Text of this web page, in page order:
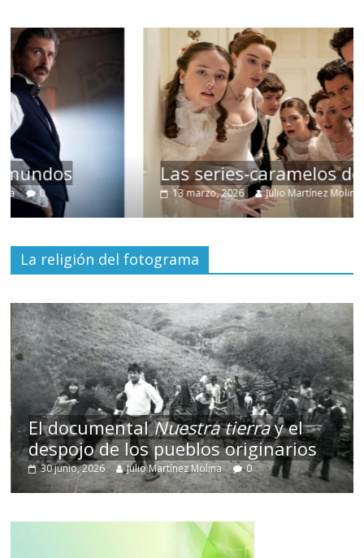
Las series-caramelos de Shondaland
13 marzo, 2026 Julio Martínez Molina 0
La religión del fotograma
El documentalNuestra tierray el
despojo de los pueblos originarios
30 junio, 2026 Julio Martínez Molina 0